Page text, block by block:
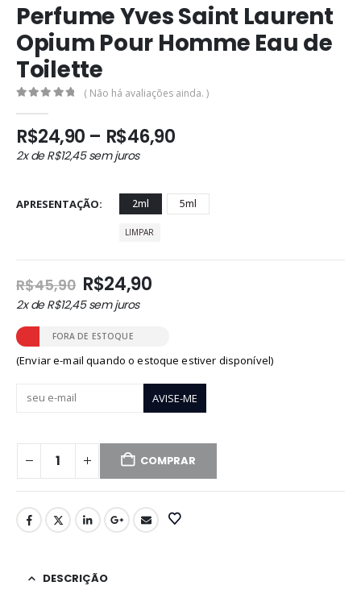
Perfume Yves Saint Laurent
Opium Pour Homme Eau de
Toilette
( Não há avaliações ainda. )
R$24,90 – R$46,90Faixa
R$24,90
através
2x deR$12,45sem juros
APRESENTAÇÃO 2ml 5ml
LIMPAR
R$45,90 O
preço
original
era:
R$45,90.
R$24,90O
R$24,90.
2x deR$12,45sem juros
FORA DE ESTOQUE
(Enviar e-mail quando o estoque estiver disponível)
COMPRAR
DESCRIÇÃO